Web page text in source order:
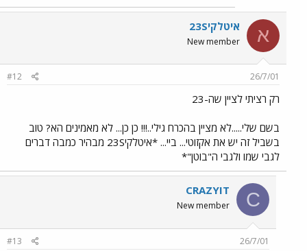
א איטלקי23S
New member
26/7/01
#12
רק רציתי לציין שה-23
בשם שלי.....לא מציין בהכרח גילי..!!! כן כן... לא מאמינים הא? טוב
בשביל זה יש את אקזוטי... ביי... *איטלקי23S מבהיר כמבה דברים
לגבי שמו ולגבי ה"בוטן"*
C
CRAZYIT
New member
26/7/01
#13